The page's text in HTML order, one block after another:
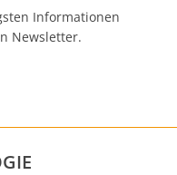
Informationen
Newsletter.